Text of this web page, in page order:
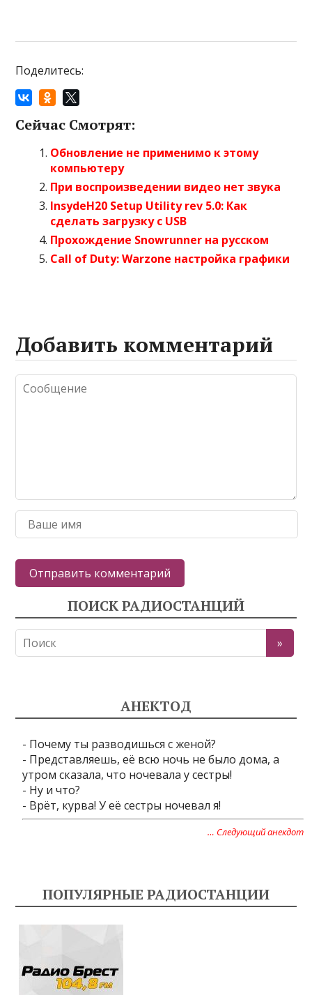
Поделитесь:
Сейчас Смотрят:
Обновление не применимо к этому
компьютеру
При воспроизведении видео нет звука
InsydeH20 Setup Utility rev 5.0: Как
сделать загрузку с USB
Прохождение Snowrunner на русском
Call of Duty: Warzone настройка графики
Добавить комментарий
ПОИСК РАДИОСТАНЦИЙ
АНЕКТОД
- Почему ты разводишься с женой?
- Представляешь, её всю ночь не было дома, а
утром сказала, что ночевала у сестры!
- Ну и что?
- Врёт, курва! У её сестры ночевал я!
… Следующий анекдот
ПОПУЛЯРНЫЕ РАДИОСТАНЦИИ